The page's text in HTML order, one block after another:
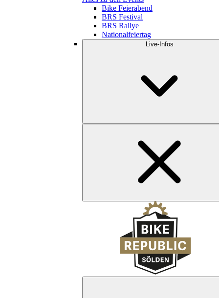
Bike Feierabend
BRS Festival
BRS Rallye
Nationalfeiertag
Live-Infos